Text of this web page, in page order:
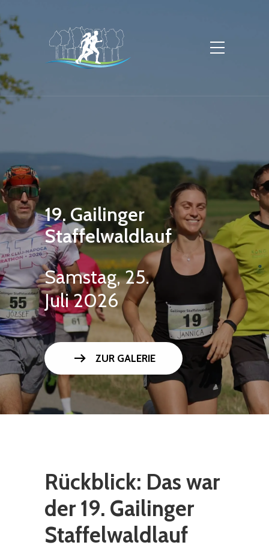
19. Gailinger
Staffelwaldlauf
Samstag, 25.
Juli 2026
arrow_right_alt ZUR GALERIE
Rückblick: Das war
der 19. Gailinger
Staffelwaldlauf